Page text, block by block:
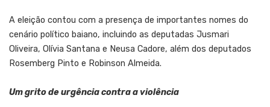
A eleição contou com a presença de importantes nomes do
cenário político baiano, incluindo as deputadas Jusmari
Oliveira, Olívia Santana e Neusa Cadore, além dos deputados
Rosemberg Pinto e Robinson Almeida.
Um grito de urgência contra a violência